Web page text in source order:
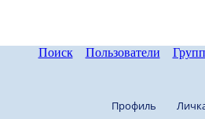
Поиск Пользователи
Профиль